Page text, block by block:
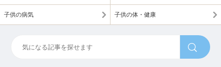
子供の病気 子供の体・健康